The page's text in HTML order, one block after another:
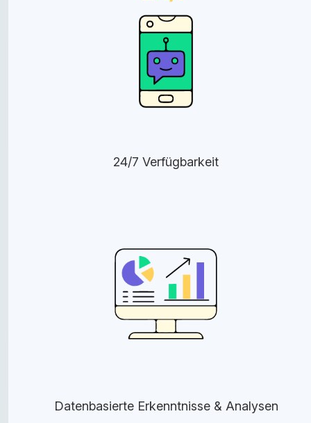
24/7 Verfügbarkeit
Datenbasierte Erkenntnisse & Analysen